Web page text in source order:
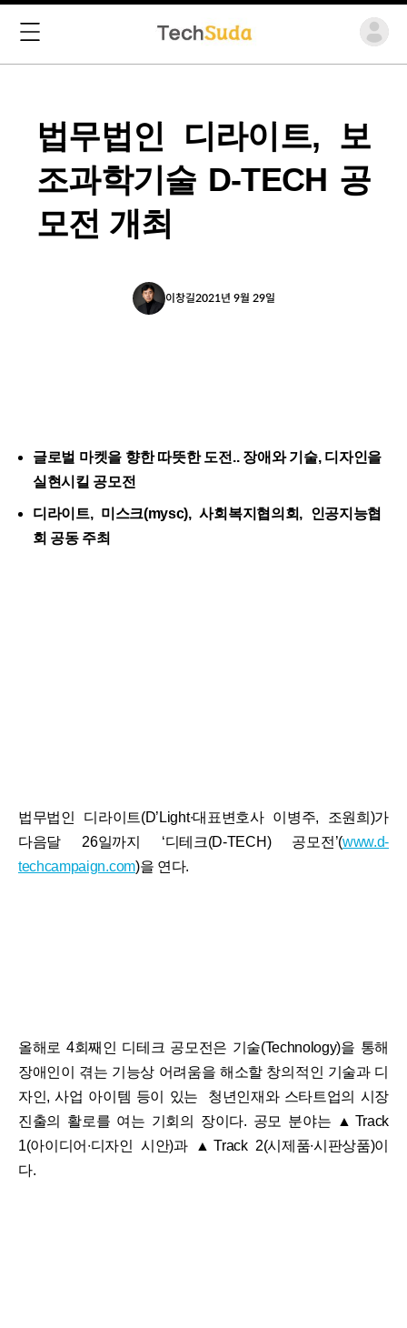
법무법인 디라이트, 보
조과학기술 D-TECH 공
모전 개최
이창길2021년 9월 29일
글로벌 마켓을 향한 따뜻한 도전.. 장애와 기술, 디자인을
실현시킬 공모전
디라이트, 미스크(mysc), 사회복지협의회, 인공지능협
회 공동 주최
법무법인 디라이트(D’Light∙대표변호사 이병주, 조원희)가
다음달 26일까지 ‘디테크(D-TECH) 공모전’(www.d-
techcampaign.com)을 연다.
올해로 4회째인 디테크 공모전은 기술(Technology)을 통해
장애인이 겪는 기능상 어려움을 해소할 창의적인 기술과 디
자인, 사업 아이템 등이 있는 청년인재와 스타트업의 시장
진출의 활로를 여는 기회의 장이다. 공모 분야는 ▲Track
1(아이디어∙디자인 시안)과 ▲Track 2(시제품∙시판상품)이
다.